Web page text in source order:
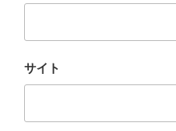
サイト